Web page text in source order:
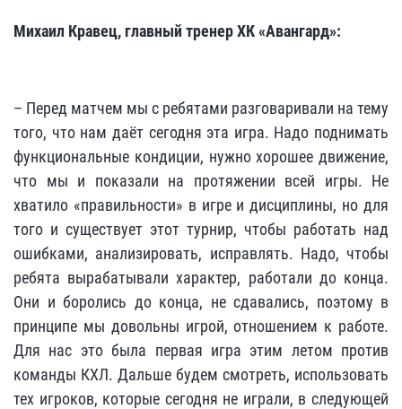
Михаил Кравец, главный тренер ХК «Авангард»:
– Перед матчем мы с ребятами разговаривали на тему
того, что нам даёт сегодня эта игра. Надо поднимать
функциональные кондиции, нужно хорошее движение,
что мы и показали на протяжении всей игры. Не
хватило «правильности» в игре и дисциплины, но для
того и существует этот турнир, чтобы работать над
ошибками, анализировать, исправлять. Надо, чтобы
ребята вырабатывали характер, работали до конца.
Они и боролись до конца, не сдавались, поэтому в
принципе мы довольны игрой, отношением к работе.
Для нас это была первая игра этим летом против
команды КХЛ. Дальше будем смотреть, использовать
тех игроков, которые сегодня не играли, в следующей